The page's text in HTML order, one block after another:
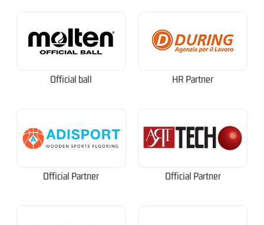
Official ball HR Partner
Official Partner Official Partner